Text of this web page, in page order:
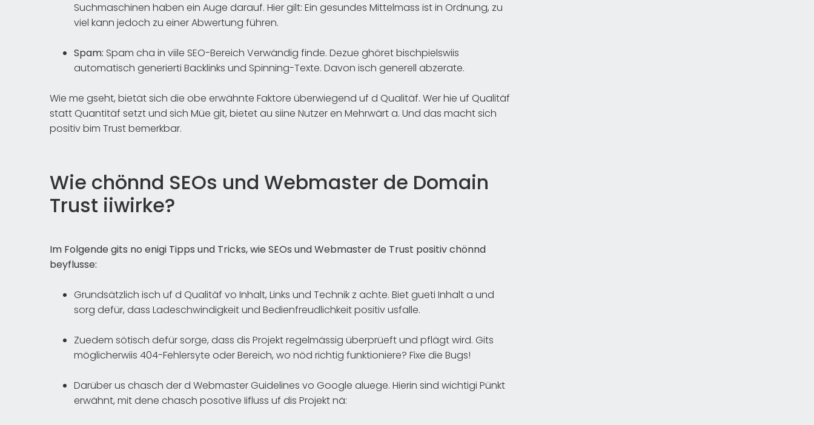
Suchmaschinen haben ein Auge darauf. Hier gilt: Ein gesundes Mittelmass ist in Ordnung, zu
viel kann jedoch zu einer Abwertung führen.
Spam: Spam cha in viile SEO-Bereich Verwändig finde. Dezue ghöret bischpielswiis
automatisch generierti Backlinks und Spinning-Texte. Davon isch generell abzerate.
Wie me gseht, bietät sich die obe erwähnte Faktore überwiegend uf d Qualitäf. Wer hie uf Qualitäf
statt Quantitäf setzt und sich Müe git, bietet au siine Nutzer en Mehrwärt a. Und das macht sich
positiv bim Trust bemerkbar.
Wie chönnd SEOs und Webmaster de Domain
Trust iiwirke?
Im Folgende gits no enigi Tipps und Tricks, wie SEOs und Webmaster de Trust positiv chönnd
beyflusse:
Grundsätzlich isch uf d Qualitäf vo Inhalt, Links und Technik z achte. Biet gueti Inhalt a und
sorg defür, dass Ladeschwindigkeit und Bedienfreudlichkeit positiv usfalle.
Zuedem sötisch defür sorge, dass dis Projekt regelmässig überprüeft und pflägt wird. Gits
möglicherwiis 404-Fehlersyte oder Bereich, wo nöd richtig funktioniere? Fixe die Bugs!
Darüber us chasch der d Webmaster Guidelines vo Google aluege. Hierin sind wichtigi Pünkt
erwähnt, mit dene chasch posotive Iifluss uf dis Projekt nä: